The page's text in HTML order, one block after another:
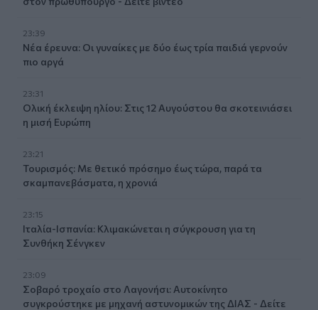
23:39
Νέα έρευνα: Οι γυναίκες με δύο έως τρία παιδιά γερνούν
πιο αργά
23:31
Ολική έκλειψη ηλίου: Στις 12 Αυγούστου θα σκοτεινιάσει
η μισή Ευρώπη
23:21
Τουρισμός: Με θετικό πρόσημο έως τώρα, παρά τα
σκαμπανεβάσματα, η χρονιά
23:15
Ιταλία-Ισπανία: Κλιμακώνεται η σύγκρουση για τη
Συνθήκη Σένγκεν
23:09
Σοβαρό τροχαίο στο Λαγονήσι: Αυτοκίνητο
συγκρούστηκε με μηχανή αστυνομικών της ΔΙΑΣ - Δείτε